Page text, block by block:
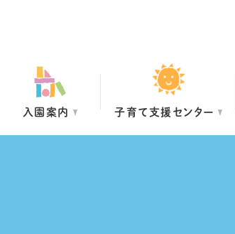
入園案内 子育て支援センター